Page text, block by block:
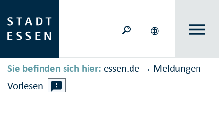
Sie befinden sich hier: essen.de → Meldungen
Vorlesen